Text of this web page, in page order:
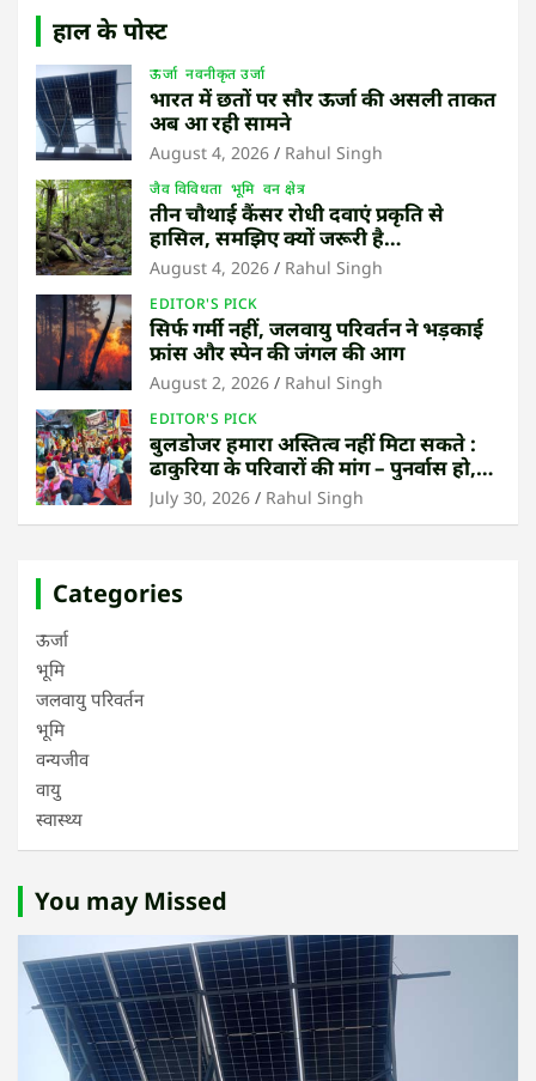
हाल के पोस्ट
ऊर्जा नवनीकृत उर्जा
भारत में छतों पर सौर ऊर्जा की असली ताकत
अब आ रही सामने
August 4, 2026 Rahul Singh
जैव विविधता भूमि वन क्षेत्र
तीन चौथाई कैंसर रोधी दवाएं प्रकृति से
हासिल, समझिए क्यों जरूरी है
उष्णकटिबंधीय जंगल बचाना
August 4, 2026 Rahul Singh
EDITOR'S PICK
सिर्फ गर्मी नहीं, जलवायु परिवर्तन ने भड़काई
फ्रांस और स्पेन की जंगल की आग
August 2, 2026 Rahul Singh
EDITOR'S PICK
बुलडोजर हमारा अस्तित्व नहीं मिटा सकते :
ढाकुरिया के परिवारों की मांग – पुनर्वास हो,
बेदखली नहीं
July 30, 2026 Rahul Singh
Categories
ऊर्जा
भूमि
जलवायु परिवर्तन
भूमि
वन्यजीव
वायु
स्वास्थ्य
You may Missed